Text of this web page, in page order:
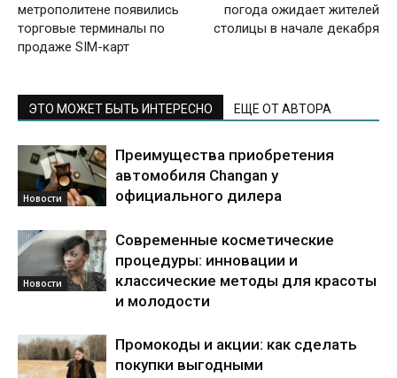
метрополитене появились
торговые терминалы по
продаже SIM-карт
погода ожидает жителей
столицы в начале декабря
ЭТО МОЖЕТ БЫТЬ ИНТЕРЕСНО ЕЩЕ ОТ АВТОРА
Новости
Преимущества приобретения
автомобиля Changan у
официального дилера
Новости
Современные косметические
процедуры: инновации и
классические методы для красоты
и молодости
Промокоды и акции: как сделать
покупки выгодными